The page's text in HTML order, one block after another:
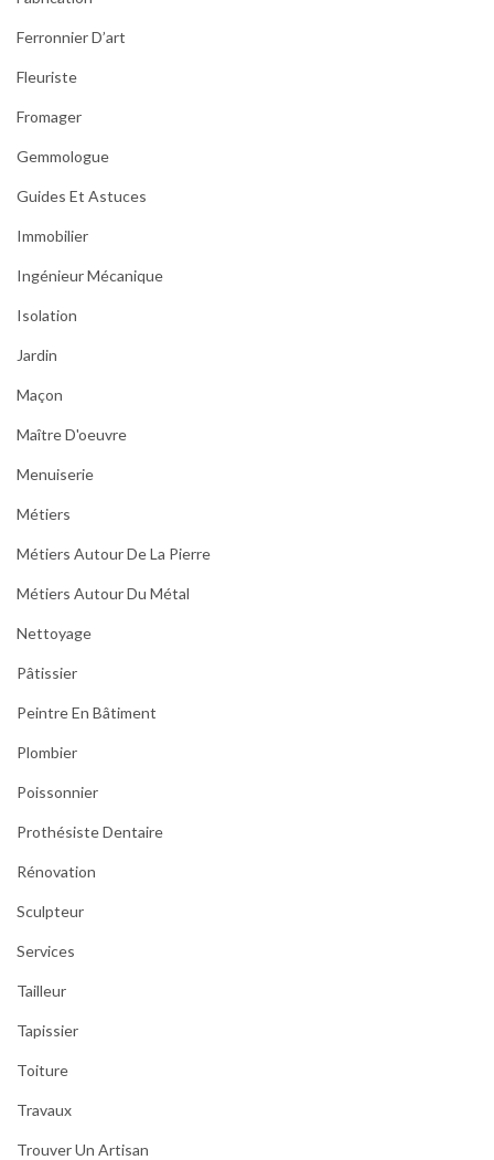
Ferronnier D’art
Fleuriste
Fromager
Gemmologue
Guides Et Astuces
Immobilier
Ingénieur Mécanique
Isolation
Jardin
Maçon
Maître D'oeuvre
Menuiserie
Métiers
Métiers Autour De La Pierre
Métiers Autour Du Métal
Nettoyage
Pâtissier
Peintre En Bâtiment
Plombier
Poissonnier
Prothésiste Dentaire
Rénovation
Sculpteur
Services
Tailleur
Tapissier
Toiture
Travaux
Trouver Un Artisan